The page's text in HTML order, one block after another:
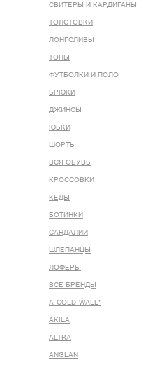
СВИТЕРЫ И КАРДИГАНЫ
ТОЛСТОВКИ
ЛОНГСЛИВЫ
ТОПЫ
ФУТБОЛКИ И ПОЛО
БРЮКИ
ДЖИНСЫ
ЮБКИ
ШОРТЫ
ВСЯ ОБУВЬ
КРОССОВКИ
КЕДЫ
БОТИНКИ
САНДАЛИИ
ШЛЕПАНЦЫ
ЛОФЕРЫ
ВСЕ БРЕНДЫ
A-COLD-WALL*
AKILA
ALTRA
ANGLAN